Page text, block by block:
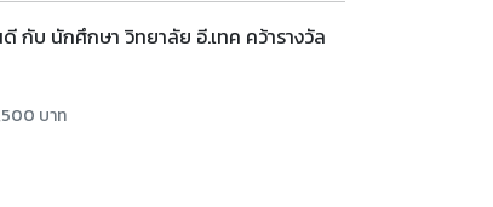
กับ นักศึกษา วิทยาลัย อี.เทค คว้ารางวัล
บาท